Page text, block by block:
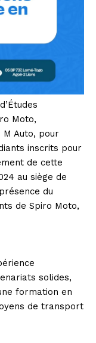
Moto,
M Auto, pour
inscrits pour
de cette
au siège de
du
de Spiro Moto,
solides,
formation en
de transport